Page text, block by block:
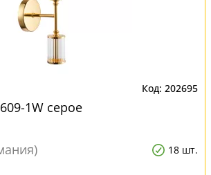
202695
1W серое
18 шт.